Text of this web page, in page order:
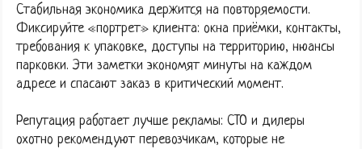
Стабильная экономика держится на повторяемости.
Фиксируйте «портрет» клиента: окна приёмки, контакты,
требования к упаковке, доступы на территорию, нюансы
парковки. Эти заметки экономят минуты на каждом
адресе и спасают заказ в критический момент.
Репутация работает лучше рекламы: СТО и дилеры
охотно рекомендуют перевозчикам, которые не